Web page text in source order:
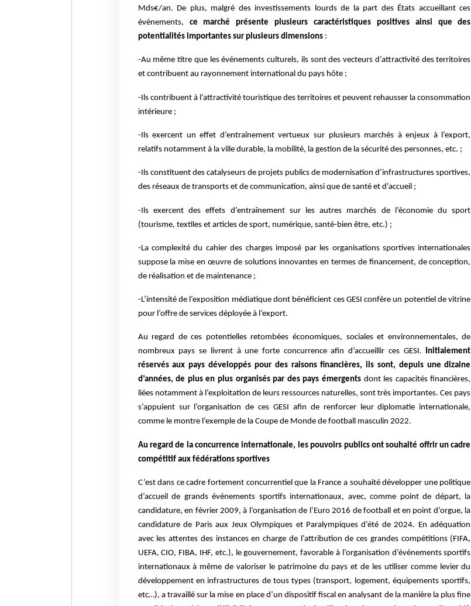
Mds€/an. De plus, malgré des investissements lourds de la part des États accueillant ces
événements, ce marché présente plusieurs caractéristiques positives ainsi que des
potentialités importantes sur plusieurs dimensions:
-Au même titre que les événements culturels, ils sont des vecteurs d’attractivité des territoires
et contribuent au rayonnement international du pays hôte ;
-Ils contribuent à l’attractivité touristique des territoires et peuvent rehausser la consommation
intérieure ;
-Ils exercent un effet d’entraînement vertueux sur plusieurs marchés à enjeux à l’export,
relatifs notamment à la ville durable, la mobilité, la gestion de la sécurité des personnes, etc. ;
-Ils constituent des catalyseurs de projets publics de modernisation d’infrastructures sportives,
des réseaux de transports et de communication, ainsi que de santé et d’accueil ;
-Ils exercent des effets d’entraînement sur les autres marchés de l’économie du sport
(tourisme, textiles et articles de sport, numérique, santé-bien être, etc.) ;
-La complexité du cahier des charges imposé par les organisations sportives internationales
suppose la mise en œuvre de solutions innovantes en termes de financement, de conception,
de réalisation et de maintenance ;
-L’intensité de l’exposition médiatique dont bénéficient ces GESI confère un potentiel de vitrine
pour l’offre de services déployée à l’export.
Au regard de ces potentielles retombées économiques, sociales et environnementales, de
nombreux pays se livrent à une forte concurrence afin d’accueillir ces GESI. Initialement
réservés aux pays développés pour des raisons financières, ils sont, depuis une dizaine
d’années, de plus en plus organisés par des pays émergents dont les capacités financières,
liées notamment à l’exploitation de leurs ressources naturelles, sont très importantes. Ces pays
s’appuient sur l’organisation de ces GESI afin de renforcer leur diplomatie internationale,
comme le montre l’exemple de la Coupe de Monde de football masculin 2022.
Au regard de la concurrence internationale, les pouvoirs publics ont souhaité offrir un cadre
compétitif aux fédérations sportives
C’est dans ce cadre fortement concurrentiel que la France a souhaité développer une politique
d’accueil de grands événements sportifs internationaux, avec, comme point de départ, la
candidature, en février 2009, à l’organisation de l’Euro 2016 de football et en point d’orgue, la
candidature de Paris aux Jeux Olympiques et Paralympiques d’été de 2024. En adéquation
avec les attentes des instances en charge de l’attribution de ces grandes compétitions (FIFA,
UEFA, CIO, FIBA, IHF, etc.), le gouvernement, favorable à l’organisation d’événements sportifs
internationaux à même de valoriser le patrimoine du pays et de les utiliser comme levier du
développement en infrastructures de tous types (transport, logement, équipements sportifs,
etc…), a travaillé sur la mise en place d’un dispositif fiscal en analysant de la manière la plus fine